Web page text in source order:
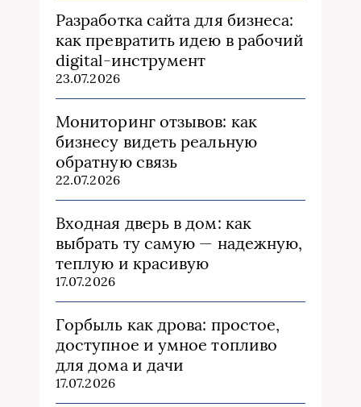
Разработка сайта для бизнеса:
как превратить идею в рабочий
digital-инструмент
23.07.2026
Мониторинг отзывов: как
бизнесу видеть реальную
обратную связь
22.07.2026
Входная дверь в дом: как
выбрать ту самую — надежную,
теплую и красивую
17.07.2026
Горбыль как дрова: простое,
доступное и умное топливо
для дома и дачи
17.07.2026